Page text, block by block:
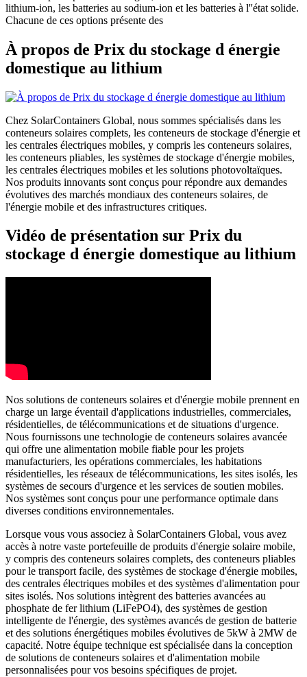
lithium-ion, les batteries au sodium-ion et les batteries à l''état solide.
Chacune de ces options présente des
À propos de Prix du stockage d énergie
domestique au lithium
Chez SolarContainers Global, nous sommes spécialisés dans les
conteneurs solaires complets, les conteneurs de stockage d'énergie et
les centrales électriques mobiles, y compris les conteneurs solaires,
les conteneurs pliables, les systèmes de stockage d'énergie mobiles,
les centrales électriques mobiles et les solutions photovoltaïques.
Nos produits innovants sont conçus pour répondre aux demandes
évolutives des marchés mondiaux des conteneurs solaires, de
l'énergie mobile et des infrastructures critiques.
Vidéo de présentation sur Prix du
stockage d énergie domestique au lithium
Nos solutions de conteneurs solaires et d'énergie mobile prennent en
charge un large éventail d'applications industrielles, commerciales,
résidentielles, de télécommunications et de situations d'urgence.
Nous fournissons une technologie de conteneurs solaires avancée
qui offre une alimentation mobile fiable pour les projets
manufacturiers, les opérations commerciales, les habitations
résidentielles, les réseaux de télécommunications, les sites isolés, les
systèmes de secours d'urgence et les services de soutien mobiles.
Nos systèmes sont conçus pour une performance optimale dans
diverses conditions environnementales.
Lorsque vous vous associez à SolarContainers Global, vous avez
accès à notre vaste portefeuille de produits d'énergie solaire mobile,
y compris des conteneurs solaires complets, des conteneurs pliables
pour le transport facile, des systèmes de stockage d'énergie mobiles,
des centrales électriques mobiles et des systèmes d'alimentation pour
sites isolés. Nos solutions intègrent des batteries avancées au
phosphate de fer lithium (LiFePO4), des systèmes de gestion
intelligente de l'énergie, des systèmes avancés de gestion de batterie
et des solutions énergétiques mobiles évolutives de 5kW à 2MW de
capacité. Notre équipe technique est spécialisée dans la conception
de solutions de conteneurs solaires et d'alimentation mobile
personnalisées pour vos besoins spécifiques de projet.